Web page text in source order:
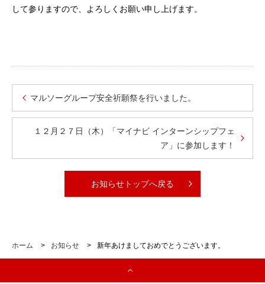
して参りますので、よろしくお願い申し上げます。
マルソーグループ安全祈願祭を行いました。
１２月２７日（木）「マイナビ インターンシップフェ
ア」に参加します！
お知らせトップへ戻る
ホーム > お知らせ > 新年あけましておめでとうございます。